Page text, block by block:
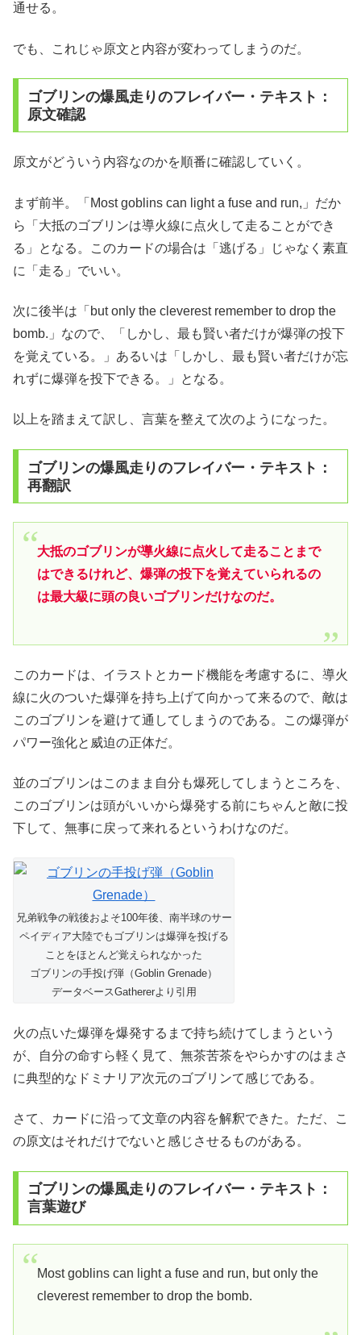
通せる。
でも、これじゃ原文と内容が変わってしまうのだ。
ゴブリンの爆風走りのフレイバー・テキスト：
原文確認
原文がどういう内容なのかを順番に確認していく。
まず前半。「Most goblins can light a fuse and run,」だか
ら「大抵のゴブリンは導火線に点火して走ることができ
る」となる。このカードの場合は「逃げる」じゃなく素直
に「走る」でいい。
次に後半は「but only the cleverest remember to drop the
bomb.」なので、「しかし、最も賢い者だけが爆弾の投下
を覚えている。」あるいは「しかし、最も賢い者だけが忘
れずに爆弾を投下できる。」となる。
以上を踏まえて訳し、言葉を整えて次のようになった。
ゴブリンの爆風走りのフレイバー・テキスト：
再翻訳
大抵のゴブリンが導火線に点火して走ることまで
はできるけれど、爆弾の投下を覚えていられるの
は最大級に頭の良いゴブリンだけなのだ。
このカードは、イラストとカード機能を考慮するに、導火
線に火のついた爆弾を持ち上げて向かって来るので、敵は
このゴブリンを避けて通してしまうのである。この爆弾が
パワー強化と威迫の正体だ。
並のゴブリンはこのまま自分も爆死してしまうところを、
このゴブリンは頭がいいから爆発する前にちゃんと敵に投
下して、無事に戻って来れるというわけなのだ。
兄弟戦争の戦後およそ100年後、南半球のサー
ペイディア大陸でもゴブリンは爆弾を投げる
ことをほとんど覚えられなかった
ゴブリンの手投げ弾（Goblin Grenade）
データベースGathererより引用
火の点いた爆弾を爆発するまで持ち続けてしまうという
が、自分の命すら軽く見て、無茶苦茶をやらかすのはまさ
に典型的なドミナリア次元のゴブリンて感じである。
さて、カードに沿って文章の内容を解釈できた。ただ、こ
の原文はそれだけでないと感じさせるものがある。
ゴブリンの爆風走りのフレイバー・テキスト：
言葉遊び
Most goblins can light a fuse and run, but only the
cleverest remember to drop the bomb.